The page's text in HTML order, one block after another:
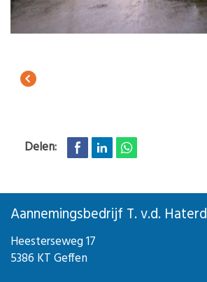
Delen:
Aannemingsbedrijf T. v.d. Haterd
Heesterseweg 17
5386 KT Geffen